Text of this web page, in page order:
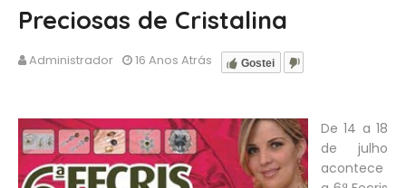
Preciosas de Cristalina
Administrador Gostei
16 Anos Atrás
De 14 a 18
de julho
acontece